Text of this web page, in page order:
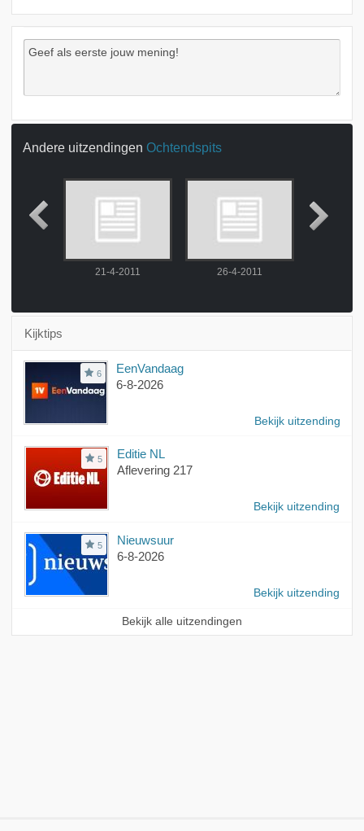
Andere uitzendingen Ochtendspits
21-4-2011 26-4-2011
Kijktips
6
EenVandaag
6-8-2026
Bekijk uitzending
5
Editie NL
Aflevering 217
Bekijk uitzending
5
Nieuwsuur
6-8-2026
Bekijk uitzending
Bekijk alle uitzendingen